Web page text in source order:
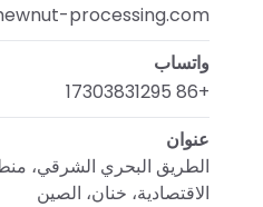
processing.com
واتساب
+86 17303831295
عنوان
الطريق البحري الشرقي،
الاقتصادية، خنان، الصين